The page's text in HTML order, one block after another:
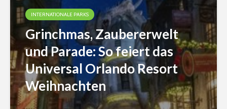
INTERNATIONALE PARKS
Grinchmas, Zaubererwelt
und Parade: So feiert das
Universal Orlando Resort
Weihnachten